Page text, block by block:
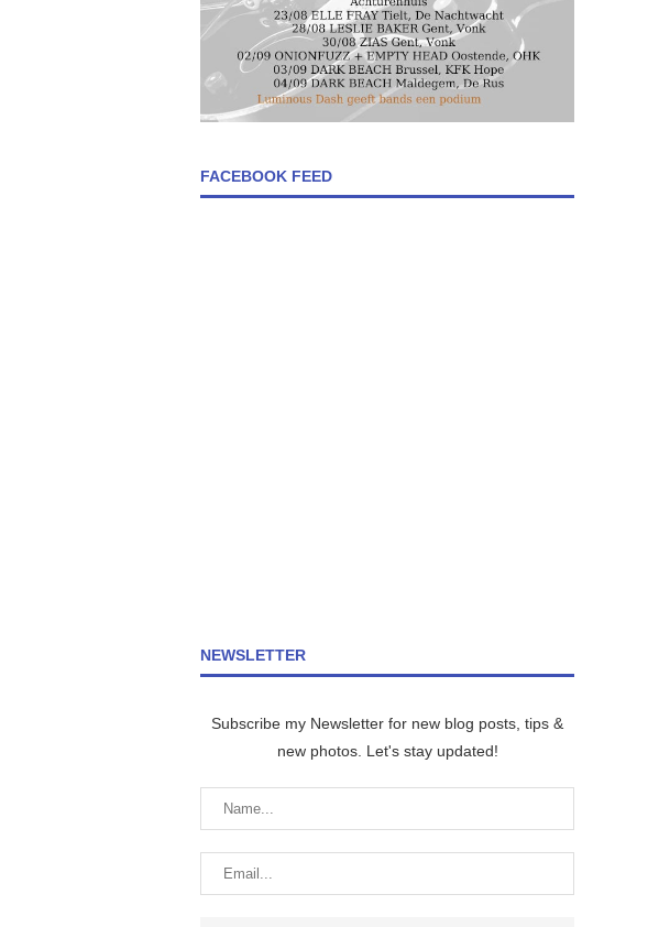
FACEBOOK FEED
NEWSLETTER
Subscribe my Newsletter for new blog posts, tips &
new photos. Let's stay updated!